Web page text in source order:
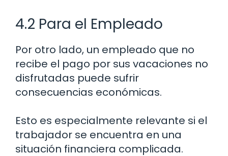
4.2 Para el Empleado
Por otro lado, un empleado que no
recibe el pago por sus vacaciones no
disfrutadas puede sufrir
consecuencias económicas.
Esto es especialmente relevante si el
trabajador se encuentra en una
situación financiera complicada.